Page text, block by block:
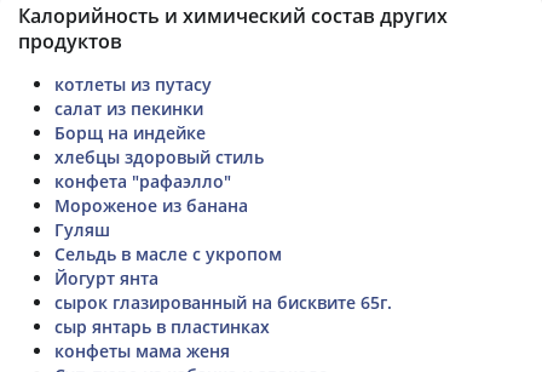
Калорийность и химический состав других
продуктов
котлеты из путасу
салат из пекинки
Борщ на индейке
хлебцы здоровый стиль
конфета "рафаэлло"
Мороженое из банана
Гуляш
Сельдь в масле с укропом
Йогурт янта
сырок глазированный на бисквите 65г.
сыр янтарь в пластинках
конфеты мама женя